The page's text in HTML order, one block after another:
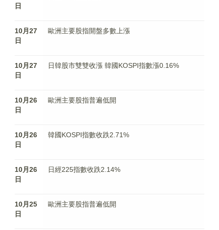
日
10月27
日
歐洲主要股指開盤多數上漲
10月27
日
日韓股市雙雙收漲 韓國KOSPI指數漲0.16%
10月26
日
歐洲主要股指普遍低開
10月26
日
韓國KOSPI指數收跌2.71%
10月26
日
日經225指數收跌2.14%
10月25
日
歐洲主要股指普遍低開